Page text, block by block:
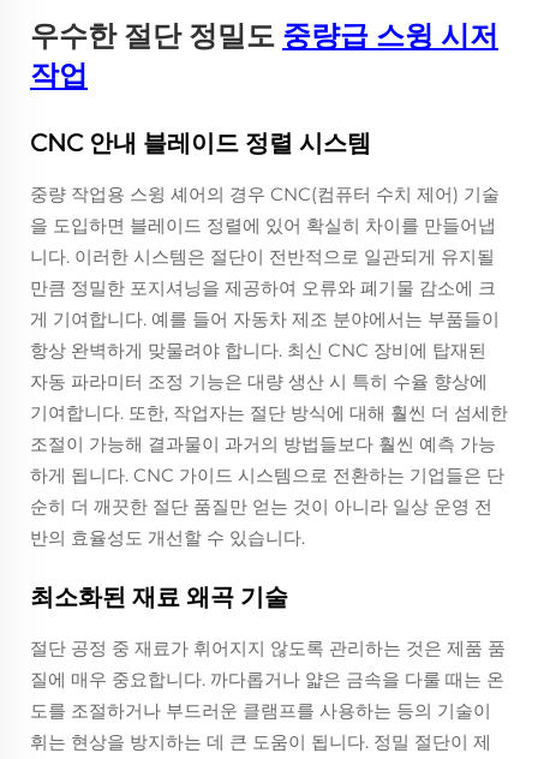
우수한 절단 정밀도 중량급 스윙 시저
작업
CNC 안내 블레이드 정렬 시스템
중량 작업용 스윙 셰어의 경우 CNC(컴퓨터 수치 제어) 기술
을 도입하면 블레이드 정렬에 있어 확실히 차이를 만들어냅
니다. 이러한 시스템은 절단이 전반적으로 일관되게 유지될
만큼 정밀한 포지셔닝을 제공하여 오류와 폐기물 감소에 크
게 기여합니다. 예를 들어 자동차 제조 분야에서는 부품들이
항상 완벽하게 맞물려야 합니다. 최신 CNC 장비에 탑재된
자동 파라미터 조정 기능은 대량 생산 시 특히 수율 향상에
기여합니다. 또한, 작업자는 절단 방식에 대해 훨씬 더 섬세한
조절이 가능해 결과물이 과거의 방법들보다 훨씬 예측 가능
하게 됩니다. CNC 가이드 시스템으로 전환하는 기업들은 단
순히 더 깨끗한 절단 품질만 얻는 것이 아니라 일상 운영 전
반의 효율성도 개선할 수 있습니다.
최소화된 재료 왜곡 기술
절단 공정 중 재료가 휘어지지 않도록 관리하는 것은 제품 품
질에 매우 중요합니다. 까다롭거나 얇은 금속을 다룰 때는 온
도를 조절하거나 부드러운 클램프를 사용하는 등의 기술이
휘는 현상을 방지하는 데 큰 도움이 됩니다. 정밀 절단이 제